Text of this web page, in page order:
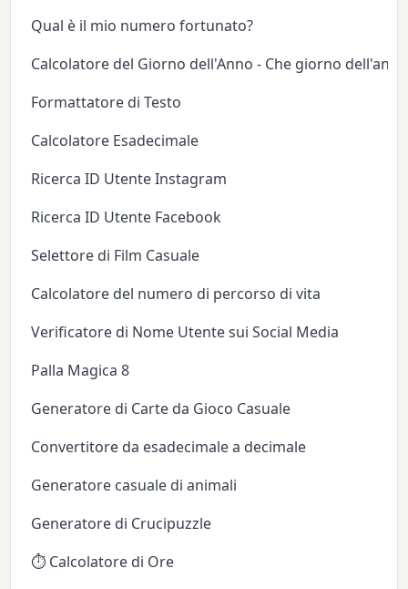
Qual è il mio numero fortunato?
Calcolatore del Giorno dell'Anno - Che giorno
Formattatore di Testo
Calcolatore Esadecimale
Ricerca ID Utente Instagram
Ricerca ID Utente Facebook
Selettore di Film Casuale
Calcolatore del numero di percorso di vita
Verificatore di Nome Utente sui Social Media
Palla Magica 8
Generatore di Carte da Gioco Casuale
Convertitore da esadecimale a decimale
Generatore casuale di animali
Generatore di Crucipuzzle
⏱️ Calcolatore di Ore